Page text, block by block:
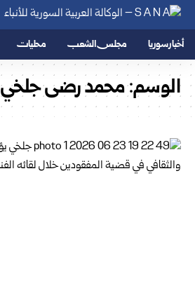
أخبار سوريا مجلس الشعب محليات
الوسم:محمد رضى جلخي